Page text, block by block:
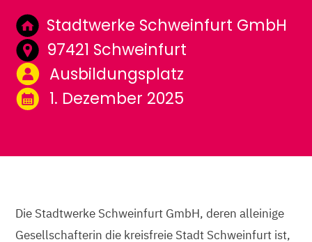
Stadtwerke Schweinfurt GmbH
97421 Schweinfurt
Ausbildungsplatz
1. Dezember 2025
Die Stadtwerke Schweinfurt GmbH, deren alleinige
Gesellschafterin die kreisfreie Stadt Schweinfurt ist,